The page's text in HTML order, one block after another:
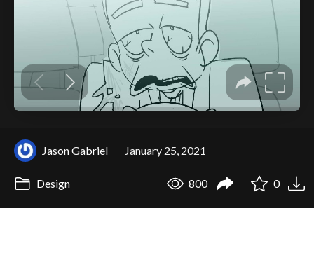
Jason Gabriel January 25, 2021
Design 800 0